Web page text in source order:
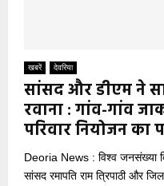
खबरें देवरिया
सांसद और डीएम ने
रवाना : गांव-गांव
परिवार नियोजन का
Deoria News : विश्व जनसंख्या
सांसद रमापति राम त्रिपाठी और